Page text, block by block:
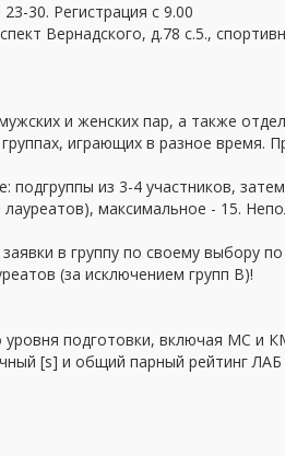
30. Регистрация с 9.00
Вернадского, д.78 с.5.,
и женских пар, а также
играющих в разное время.
из 3-4 участников,
максимальное - 15.
в группу по своему выбору
(за исключением групп В)!
подготовки, включая МС и
[s] и общий парный рейтинг ЛАБ